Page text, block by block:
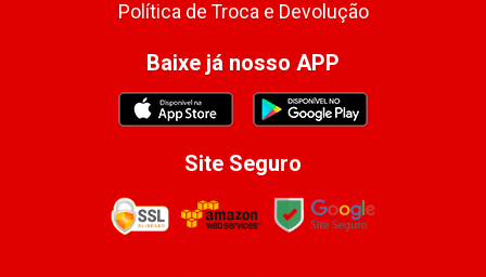
Política de Troca e Devolução
Baixe já nosso APP
Site Seguro